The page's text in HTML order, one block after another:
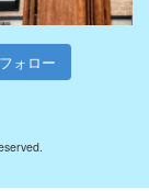
ォロー